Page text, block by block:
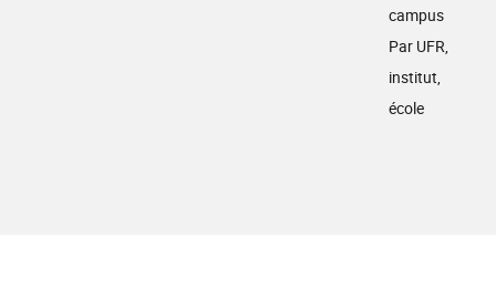
campus
Par UFR,
institut,
école